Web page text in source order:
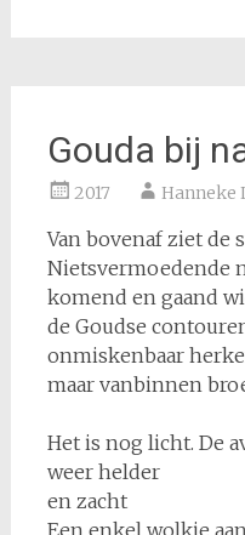
Gouda bij
2017 Hanneke
Van bovenaf ziet de
Nietsvermoedende
komend en gaand
de Goudse
onmiskenbaar
maar vanbinnen
Het is nog licht. De
weer helder
en zacht
Een enkel wolkje